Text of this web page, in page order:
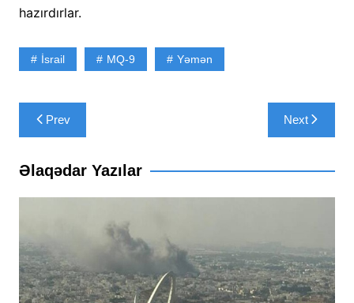
hazırdırlar.
İsrail MQ-9 Yəmən
Yazı
naviqasiyası
Prev Next
Əlaqədar Yazılar